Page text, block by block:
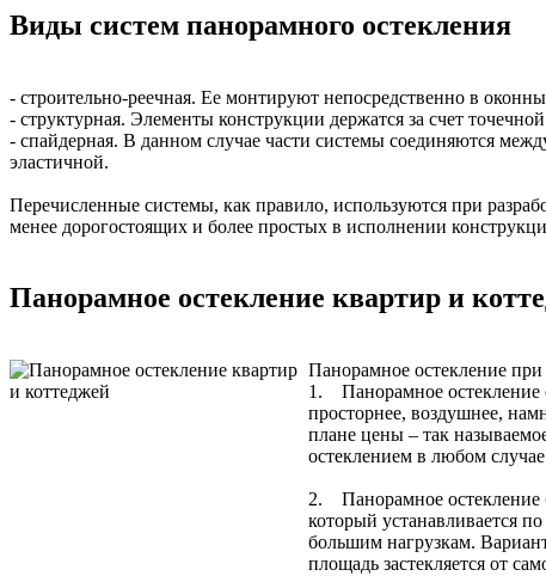
Виды систем панорамного остекления
- строительно-реечная. Ее монтируют непосредственно в
- структурная. Элементы конструкции держатся за счет
- спайдерная. В данном случае части системы соединяются
эластичной.
Перечисленные системы, как правило, используются при
менее дорогостоящих и более простых в исполнении
Панорамное остекление квартир и
Панорамное остекление
1. Панорамное остекление
просторнее, воздушнее,
плане цены – так
остеклением в любом
2. Панорамное остекление
который устанавливается
большим нагрузкам.
площадь застекляется от